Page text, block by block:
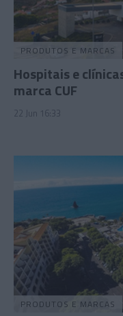
PRODUTOS E MARCAS
Hospitais e
marca CUF
22 Jun 16:33
PRODUTOS E MARCAS